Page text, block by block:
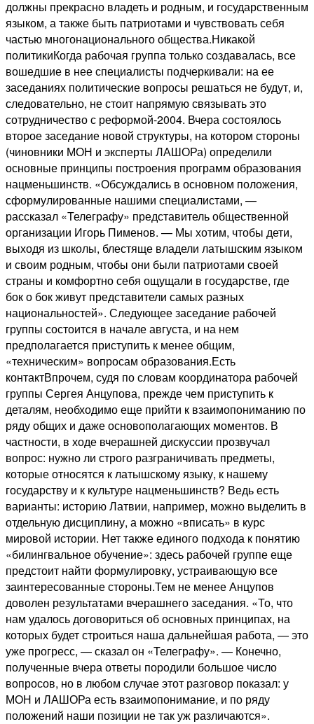
должны прекрасно владеть и родным, и государственным
языком, а также быть патриотами и чувствовать себя
частью многонационального общества.Никакой
политикиКогда рабочая группа только создавалась, все
вошедшие в нее специалисты подчеркивали: на ее
заседаниях политические вопросы решаться не будут, и,
следовательно, не стоит напрямую связывать это
сотрудничество с реформой-2004. Вчера состоялось
второе заседание новой структуры, на котором стороны
(чиновники МОН и эксперты ЛАШОРа) определили
основные принципы построения программ образования
нацменьшинств. «Обсуждались в основном положения,
сформулированные нашими специалистами, —
рассказал «Телеграфу» представитель общественной
организации Игорь Пименов. — Мы хотим, чтобы дети,
выходя из школы, блестяще владели латышским языком
и своим родным, чтобы они были патриотами своей
страны и комфортно себя ощущали в государстве, где
бок о бок живут представители самых разных
национальностей». Следующее заседание рабочей
группы состоится в начале августа, и на нем
предполагается приступить к менее общим,
«техническим» вопросам образования.Есть
контактВпрочем, судя по словам координатора рабочей
группы Сергея Анцупова, прежде чем приступить к
деталям, необходимо еще прийти к взаимопониманию по
ряду общих и даже основополагающих моментов. В
частности, в ходе вчерашней дискуссии прозвучал
вопрос: нужно ли строго разграничивать предметы,
которые относятся к латышскому языку, к нашему
государству и к культуре нацменьшинств? Ведь есть
варианты: историю Латвии, например, можно выделить в
отдельную дисциплину, а можно «вписать» в курс
мировой истории. Нет также единого подхода к понятию
«билингвальное обучение»: здесь рабочей группе еще
предстоит найти формулировку, устраивающую все
заинтересованные стороны.Тем не менее Анцупов
доволен результатами вчерашнего заседания. «То, что
нам удалось договориться об основных принципах, на
которых будет строиться наша дальнейшая работа, — это
уже прогресс, — сказал он «Телеграфу». — Конечно,
полученные вчера ответы породили большое число
вопросов, но в любом случае этот разговор показал: у
МОН и ЛАШОРа есть взаимопонимание, и по ряду
положений наши позиции не так уж различаются».